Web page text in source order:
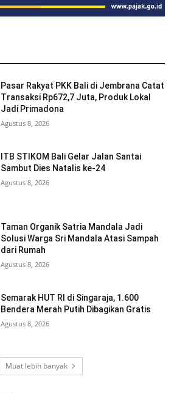
Pasar Rakyat PKK Bali di Jembrana Catat
Transaksi Rp672,7 Juta, Produk Lokal
Jadi Primadona
Agustus 8, 2026
ITB STIKOM Bali Gelar Jalan Santai
Sambut Dies Natalis ke-24
Agustus 8, 2026
Taman Organik Satria Mandala Jadi
Solusi Warga Sri Mandala Atasi Sampah
dari Rumah
Agustus 8, 2026
Semarak HUT RI di Singaraja, 1.600
Bendera Merah Putih Dibagikan Gratis
Agustus 8, 2026
Muat lebih banyak